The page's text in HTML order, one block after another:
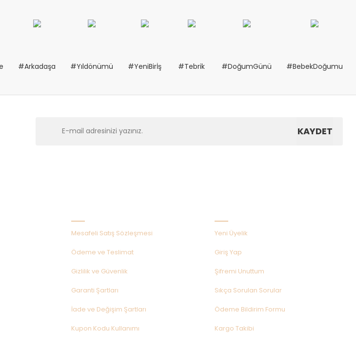
#Arkadaşa #Yıldönümü #YeniBirİş #Tebrik #DoğumGünü #BebekDoğumu
KAYDET
Mesafeli Satış Sözleşmesi
Ödeme ve Teslimat
Gizlilik ve Güvenlik
Garanti Şartları
İade ve Değişim Şartları
Kupon Kodu Kullanımı
Yeni Üyelik
Giriş Yap
Şifremi Unuttum
Sıkça Sorulan Sorular
Ödeme Bildirim Formu
Kargo Takibi